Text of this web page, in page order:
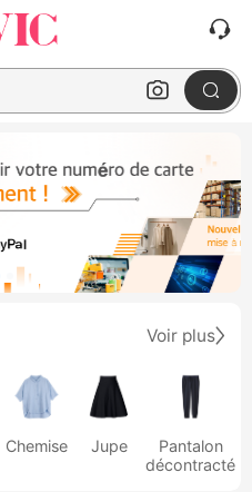
Voir plus
Chemise Jupe
Pantalon
décontracté